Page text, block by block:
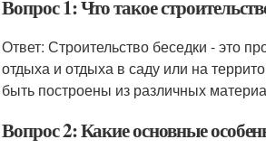
Вопрос 1: Что такое
Ответ: Строительство беседки - это
отдыха и отдыха в саду или на
быть построены из различных
Вопрос 2: Какие основные